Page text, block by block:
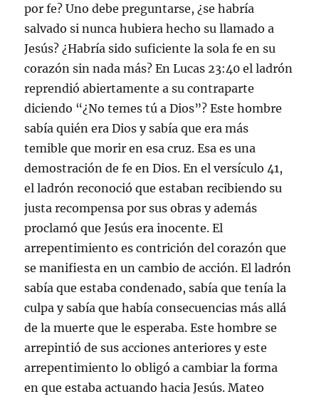
por fe? Uno debe preguntarse, ¿se habría
salvado si nunca hubiera hecho su llamado a
Jesús? ¿Habría sido suficiente la sola fe en su
corazón sin nada más? En Lucas 23:40 el ladrón
reprendió abiertamente a su contraparte
diciendo “¿No temes tú a Dios”? Este hombre
sabía quién era Dios y sabía que era más
temible que morir en esa cruz. Esa es una
demostración de fe en Dios. En el versículo 41,
el ladrón reconoció que estaban recibiendo su
justa recompensa por sus obras y además
proclamó que Jesús era inocente. El
arrepentimiento es contrición del corazón que
se manifiesta en un cambio de acción. El ladrón
sabía que estaba condenado, sabía que tenía la
culpa y sabía que había consecuencias más allá
de la muerte que le esperaba. Este hombre se
arrepintió de sus acciones anteriores y este
arrepentimiento lo obligó a cambiar la forma
en que estaba actuando hacia Jesús. Mateo